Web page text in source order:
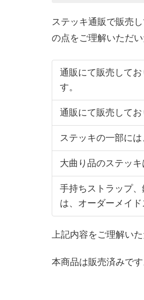
ステッキ通販で販売
の点をご理解いただ
通販にて販売して
す。
通販にて販売して
ステッキの一部に
大曲り品のステッ
手持ちストラップ
は、オーダーメイド
上記内容をご理解い
本商品は販売済みで